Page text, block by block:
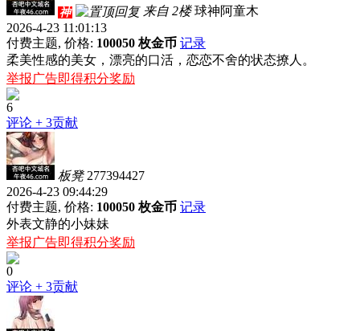
神 来自 2楼 球神阿童木
2026-4-23 11:01:13
付费主题, 价格: 100050 枚金币 记录
柔美性感的美女，漂亮的口活，恋恋不舍的状态撩人。
举报广告即得积分奖励
6
评论 + 3贡献
板凳 277394427
2026-4-23 09:44:29
付费主题, 价格: 100050 枚金币 记录
外表文静的小妹妹
举报广告即得积分奖励
0
评论 + 3贡献